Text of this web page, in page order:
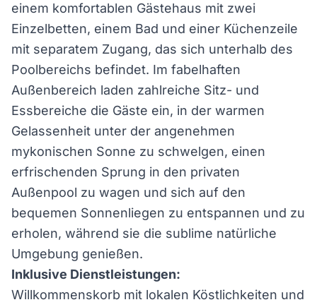
einem komfortablen Gästehaus mit zwei
Einzelbetten, einem Bad und einer Küchenzeile
mit separatem Zugang, das sich unterhalb des
Poolbereichs befindet. Im fabelhaften
Außenbereich laden zahlreiche Sitz- und
Essbereiche die Gäste ein, in der warmen
Gelassenheit unter der angenehmen
mykonischen Sonne zu schwelgen, einen
erfrischenden Sprung in den privaten
Außenpool zu wagen und sich auf den
bequemen Sonnenliegen zu entspannen und zu
erholen, während sie die sublime natürliche
Umgebung genießen.
Inklusive Dienstleistungen:
Willkommenskorb mit lokalen Köstlichkeiten und